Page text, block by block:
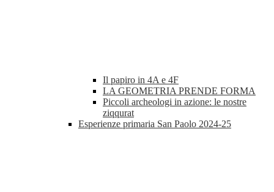
Il papiro in 4A e 4F
LA GEOMETRIA PRENDE FORMA
Piccoli archeologi in azione: le nostre
ziqqurat
Esperienze primaria San Paolo 2024-25